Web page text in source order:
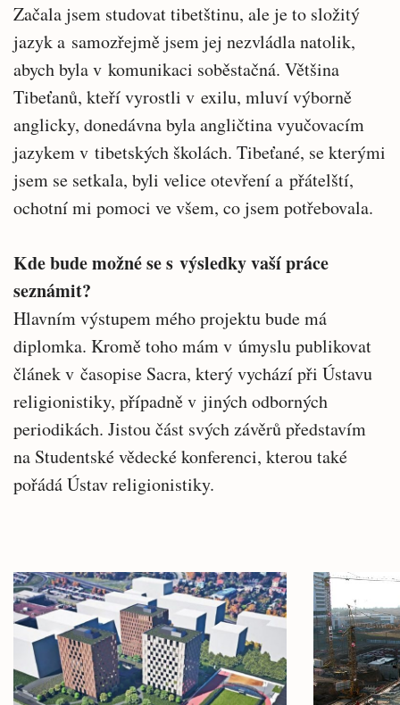
Začala jsem studovat tibetštinu, ale je to složitý
jazyk a samozřejmě jsem jej nezvládla natolik,
abych byla v komunikaci soběstačná. Většina
Tibeťanů, kteří vyrostli v exilu, mluví výborně
anglicky, donedávna byla angličtina vyučovacím
jazykem v tibetských školách. Tibeťané, se kterými
jsem se setkala, byli velice otevření a přátelští,
ochotní mi pomoci ve všem, co jsem potřebovala.
Kde bude možné se s výsledky vaší práce
seznámit?
Hlavním výstupem mého projektu bude má
diplomka. Kromě toho mám v úmyslu publikovat
článek v časopise Sacra, který vychází při Ústavu
religionistiky, případně v jiných odborných
periodikách. Jistou část svých závěrů představím
na Studentské vědecké konferenci, kterou také
pořádá Ústav religionistiky.
články
Hlavní
novinky